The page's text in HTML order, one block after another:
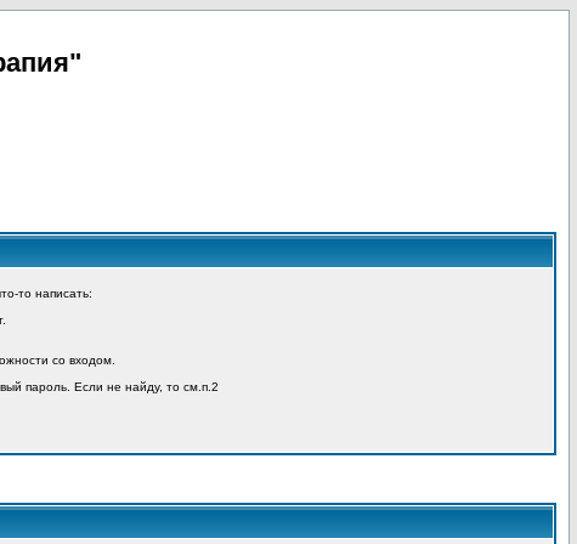
то написать:
со входом.
пароль. Если не найду, то см.п.2